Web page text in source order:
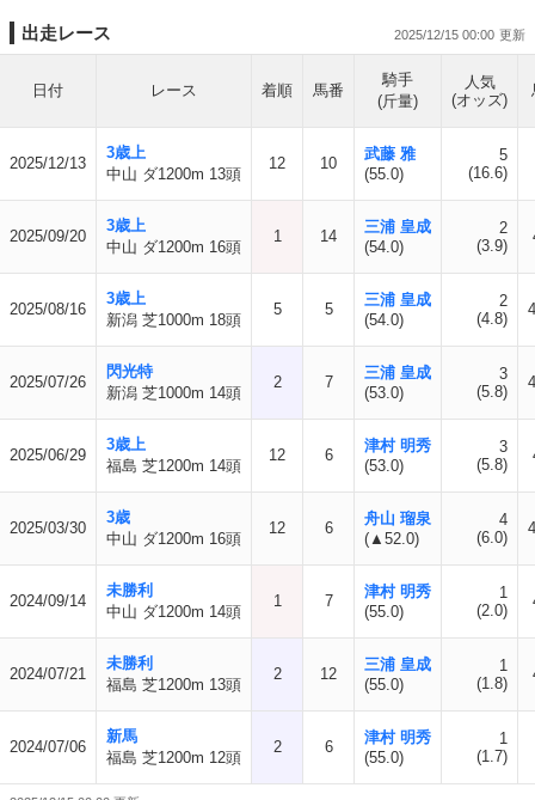
出走レース 2025/12/15 00:00
日付 レース 着順 馬番
騎手
(斤量)
人気
(オッズ)
2025/12/13
3歳上
中山 ダ1200m 13頭
12 10
武藤 雅
(55.0)
5
(16.6)
2025/09/20
3歳上
中山 ダ1200m 16頭
1 14
三浦 皇成
(54.0)
2
(3.9)
2025/08/16
3歳上
新潟 芝1000m 18頭
5 5
三浦 皇成
(54.0)
2
(4.8)
2025/07/26
閃光特
新潟 芝1000m 14頭
2 7
三浦 皇成
(53.0)
3
(5.8)
2025/06/29
3歳上
福島 芝1200m 14頭
12 6
津村 明秀
(53.0)
3
(5.8)
2025/03/30
3歳
中山 ダ1200m 16頭
12 6
舟山 瑠泉
(▲52.0)
4
(6.0)
2024/09/14
未勝利
中山 ダ1200m 14頭
1 7
津村 明秀
(55.0)
1
(2.0)
2024/07/21
未勝利
福島 芝1200m 13頭
2 12
三浦 皇成
(55.0)
1
(1.8)
2024/07/06
新馬
福島 芝1200m 12頭
2 6
津村 明秀
(55.0)
1
(1.7)